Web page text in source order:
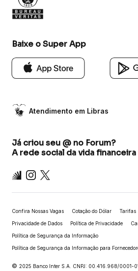
Baixe o Super App
Atendimento em Libras
Já criou seu @ no Forum?
A rede social da vida
Inter Instagram
X
Confira Nossas Vagas Cotação do Dólar Tarifas
Privacidade de Dados Política de Privacidade
Política de Segurança da Informação
Política de Segurança da Informação para
© 2025 Banco Inter S.A. CNPJ: 00.416.968/0001-01